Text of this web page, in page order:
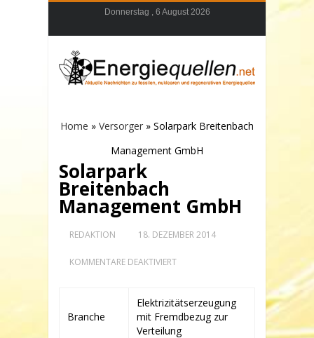
Donnerstag , 6 August 2026
Home » Versorger » Solarpark Breitenbach
Management GmbH
Solarpark
Breitenbach
Management GmbH
REDAKTION 18. DEZEMBER 2014
KOMMENTARE DEAKTIVIERTFÜR
GMBH
Branche
Elektrizitätserzeugung
mit Fremdbezug zur
Verteilung